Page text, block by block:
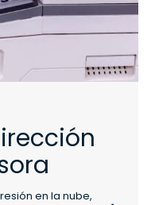
en la nube,